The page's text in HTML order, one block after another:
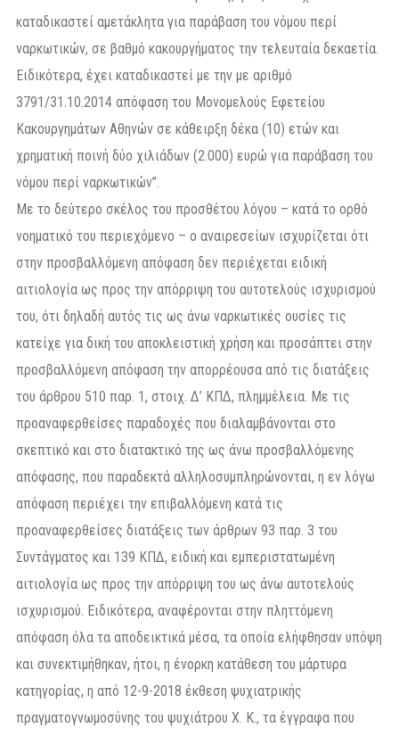
καταδικαστεί αμετάκλητα για παράβαση του νόμου περί
ναρκωτικών, σε βαθμό κακουργήματος την τελευταία δεκαετία.
Ειδικότερα, έχει καταδικαστεί με την με αριθμό
3791/31.10.2014 απόφαση του Μονομελούς Εφετείου
Κακουργημάτων Αθηνών σε κάθειρξη δέκα (10) ετών και
χρηματική ποινή δύο χιλιάδων (2.000) ευρώ για παράβαση του
νόμου περί ναρκωτικών”.
Με το δεύτερο σκέλος του προσθέτου λόγου – κατά το ορθό
νοηματικό του περιεχόμενο – ο αναιρεσείων ισχυρίζεται ότι
στην προσβαλλόμενη απόφαση δεν περιέχεται ειδική
αιτιολογία ως προς την απόρριψη του αυτοτελούς ισχυρισμού
του, ότι δηλαδή αυτός τις ως άνω ναρκωτικές ουσίες τις
κατείχε για δική του αποκλειστική χρήση και προσάπτει στην
προσβαλλόμενη απόφαση την απορρέουσα από τις διατάξεις
του άρθρου 510 παρ. 1, στοιχ. Δ’ ΚΠΔ, πλημμέλεια. Με τις
προαναφερθείσες παραδοχές που διαλαμβάνονται στο
σκεπτικό και στο διατακτικό της ως άνω προσβαλλόμενης
απόφασης, που παραδεκτά αλληλοσυμπληρώνονται, η εν λόγω
απόφαση περιέχει την επιβαλλόμενη κατά τις
προαναφερθείσες διατάξεις των άρθρων 93 παρ. 3 του
Συντάγματος και 139 ΚΠΔ, ειδική και εμπεριστατωμένη
αιτιολογία ως προς την απόρριψη του ως άνω αυτοτελούς
ισχυρισμού. Ειδικότερα, αναφέρονται στην πληττόμενη
απόφαση όλα τα αποδεικτικά μέσα, τα οποία ελήφθησαν υπόψη
και συνεκτιμήθηκαν, ήτοι, η ένορκη κατάθεση του μάρτυρα
κατηγορίας, η από 12-9-2018 έκθεση ψυχιατρικής
πραγματογνωμοσύνης του ψυχιάτρου Χ. Κ., τα έγγραφα που